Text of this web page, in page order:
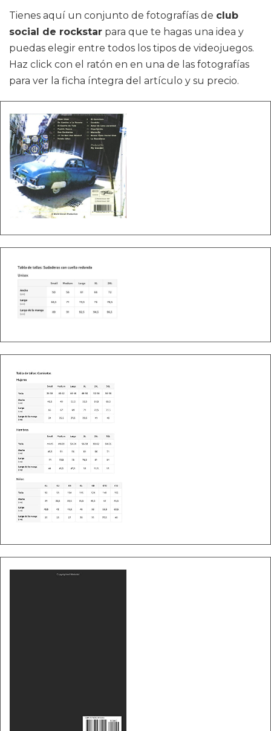
Tienes aquí un conjunto de fotografías de club
social de rockstar para que te hagas una idea y
puedas elegir entre todos los tipos de videojuegos.
Haz click con el ratón en en una de las fotografías
para ver la ficha íntegra del artículo y su precio.